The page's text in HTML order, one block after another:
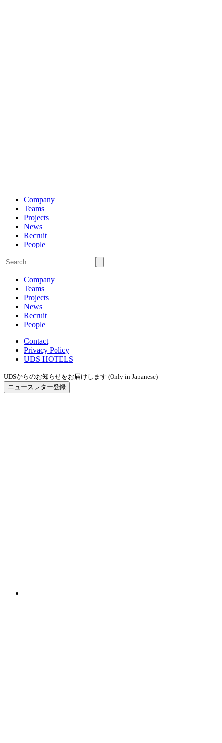
Company
Teams
Projects
News
Recruit
People
Company
Teams
Projects
News
Recruit
People
Contact
Privacy Policy
UDS HOTELS
UDSからのお知らせをお届けします (Only in Japanese)
ニュースレター登録